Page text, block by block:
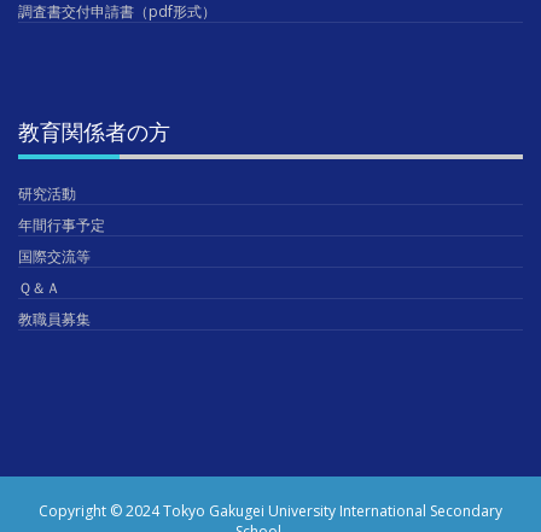
調査書交付申請書（pdf形式）
教育関係者の方
研究活動
年間行事予定
国際交流等
Ｑ＆Ａ
教職員募集
Copyright © 2024 Tokyo Gakugei University International Secondary